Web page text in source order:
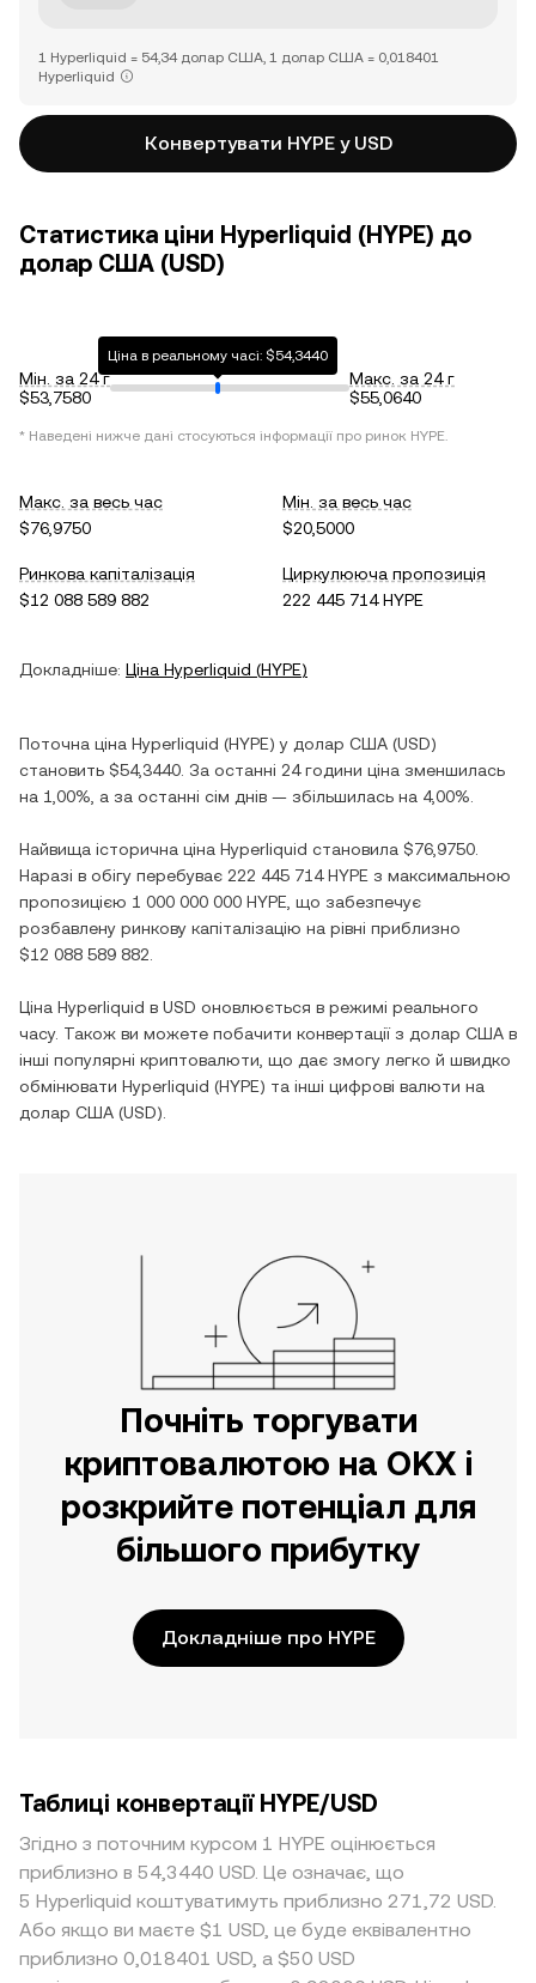
1 Hyperliquid = 54,34 долар США, 1 долар США = 0,018401
Hyperliquid
Конвертувати HYPE у USD
Статистика ціни Hyperliquid (HYPE) до
долар США (USD)
Мін. за 24 г
$53,7580
Ціна в реальному часі: $54,3440
Макс. за 24 г
$55,0640
* Наведені нижче дані стосуються інформації про ринок HYPE.
Макс. за весь час
$76,9750
Мін. за весь час
$20,5000
Ринкова капіталізація
$12 088 589 882
Циркулююча пропозиція
222 445 714 HYPE
Докладніше: Ціна Hyperliquid (HYPE)
Поточна ціна Hyperliquid (HYPE) у долар США (USD)
становить $54,3440 . За останні 24 години ціна зменшилась
на 1,00% , а за останні сім днів — збільшилась на 4,00%
Найвища історична ціна Hyperliquid становила $76,9750
Наразі в обігу перебуває 222 445 714 HYPE з максимальною
пропозицією 1 000 000 000 HYPE , що забезпечує
розбавлену ринкову капіталізацію на рівні приблизно
$12 088 589 882
Ціна Hyperliquid в USD оновлюється в режимі реального
часу. Також ви можете побачити конвертації з долар США в
інші популярні криптовалюти, що дає змогу легко й швидко
обмінювати Hyperliquid (HYPE) та інші цифрові валюти на
долар США (USD).
Почніть торгувати
криптовалютою на OKX і
розкрийте потенціал для
більшого прибутку
Докладніше про HYPE
Таблиці конвертації HYPE/USD
Згідно з поточним курсом 1 HYPE оцінюється
приблизно в 54,3440 USD. Це означає, що
5 Hyperliquid коштуватимуть приблизно 271,72 USD.
Або якщо ви маєте $1 USD, це буде еквівалентно
приблизно 0,018401 USD, а $50 USD